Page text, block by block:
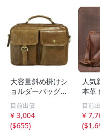
大容量斜め掛けシ
ョルダーバッグブ
リーフケース多機
能ショルダーバッ
グ斜め掛けトート
バッグ牛革 ライ
目前出價
¥ 3,004
($655)
人気
本革
ッセ
グ カ
革
ドア
目前
¥
(